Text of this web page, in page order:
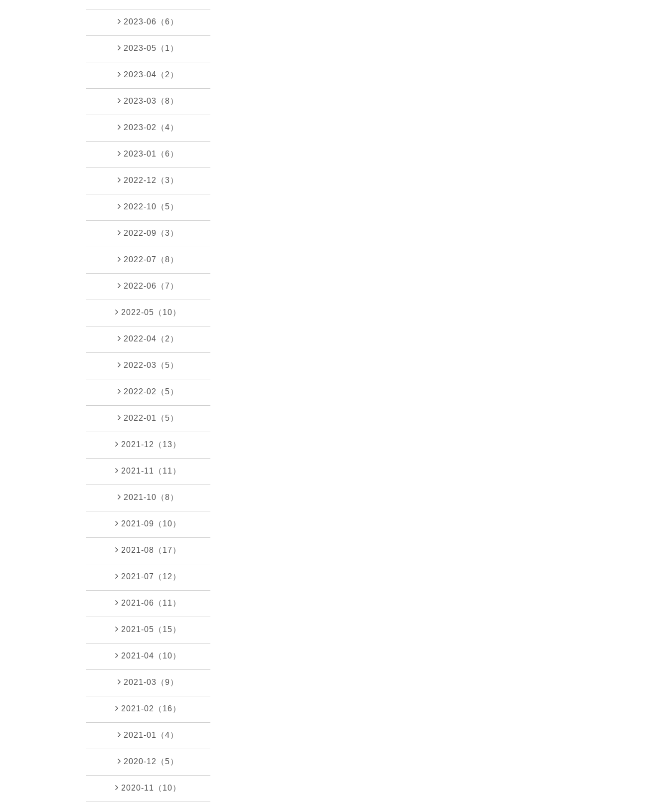
2023-06（6）
2023-05（1）
2023-04（2）
2023-03（8）
2023-02（4）
2023-01（6）
2022-12（3）
2022-10（5）
2022-09（3）
2022-07（8）
2022-06（7）
2022-05（10）
2022-04（2）
2022-03（5）
2022-02（5）
2022-01（5）
2021-12（13）
2021-11（11）
2021-10（8）
2021-09（10）
2021-08（17）
2021-07（12）
2021-06（11）
2021-05（15）
2021-04（10）
2021-03（9）
2021-02（16）
2021-01（4）
2020-12（5）
2020-11（10）